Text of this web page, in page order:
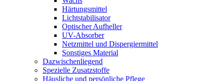
Härtungsmittel
Lichtstabilisator
Optischer Aufheller
UV-Absorber
Netzmittel und Dispergiermittel
Sonstiges Material
Dazwischenliegend
Spezielle Zusatzstoffe
Häusliche und persönliche Pflege